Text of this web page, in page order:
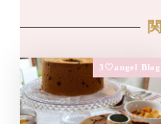
3♡angel Blog